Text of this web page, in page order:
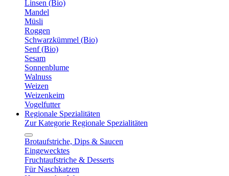
Linsen (Bio)
Mandel
Müsli
Roggen
Schwarzkümmel (Bio)
Senf (Bio)
Sesam
Sonnenblume
Walnuss
Weizen
Weizenkeim
Vogelfutter
Regionale Spezialitäten
Zur Kategorie Regionale Spezialitäten
Brotaufstriche, Dips & Saucen
Eingewecktes
Fruchtaufstriche & Desserts
Für Naschkatzen